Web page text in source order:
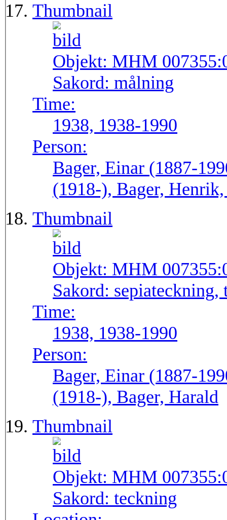
Thumbnail
Objekt: MHM
Sakord: målning
Time:
1938, 1938-1990
Person:
Bager, Einar (1887-
(1918-), Bager,
Thumbnail
Objekt: MHM
Sakord: sepiateckning,
Time:
1938, 1938-1990
Person:
Bager, Einar (1887-
(1918-), Bager, Harald
Thumbnail
Objekt: MHM
Sakord: teckning